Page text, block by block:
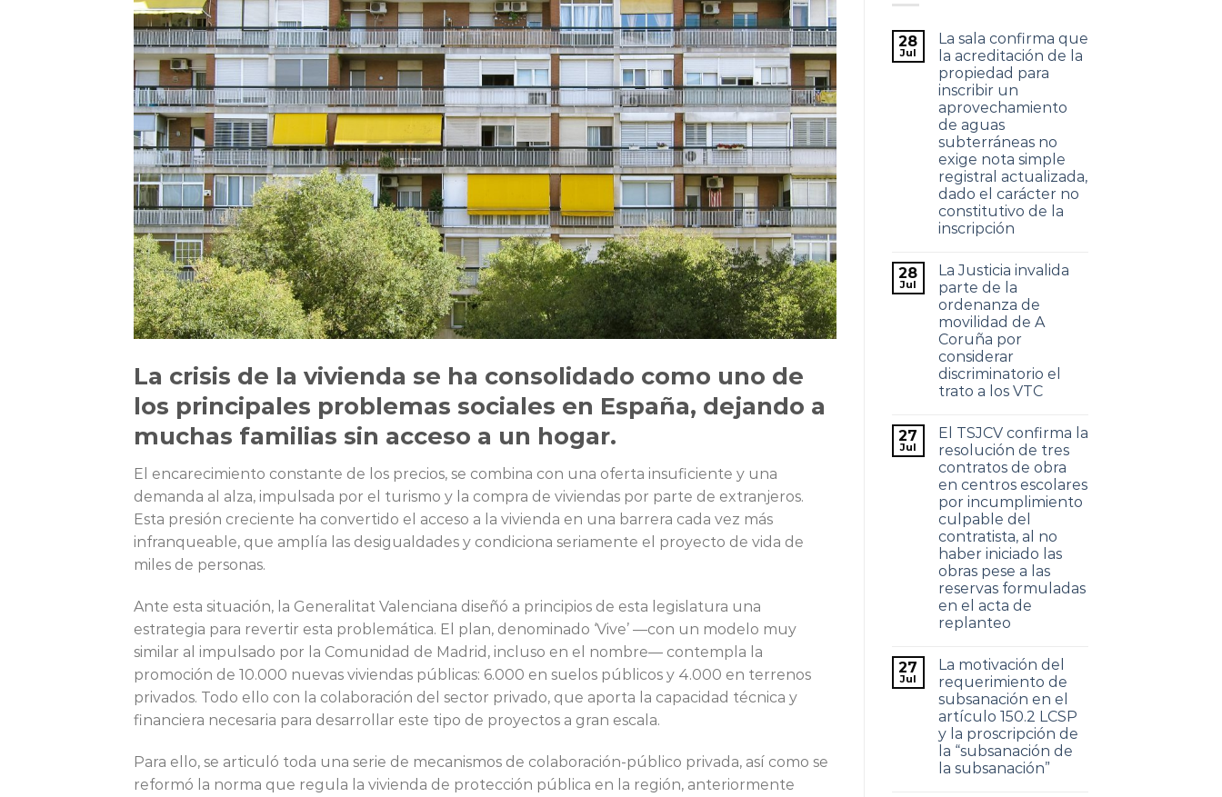
La crisis de la vivienda se ha consolidado como uno de
los principales problemas sociales en España, dejando a
muchas familias sin acceso a un hogar.
El encarecimiento constante de los precios, se combina con una oferta insuficiente y una
demanda al alza, impulsada por el turismo y la compra de viviendas por parte de extranjeros.
Esta presión creciente ha convertido el acceso a la vivienda en una barrera cada vez más
infranqueable, que amplía las desigualdades y condiciona seriamente el proyecto de vida de
miles de personas.
Ante esta situación, la Generalitat Valenciana diseñó a principios de esta legislatura una
estrategia para revertir esta problemática. El plan, denominado ‘Vive’ —con un modelo muy
similar al impulsado por la Comunidad de Madrid, incluso en el nombre— contempla la
promoción de 10.000 nuevas viviendas públicas: 6.000 en suelos públicos y 4.000 en terrenos
privados. Todo ello con la colaboración del sector privado, que aporta la capacidad técnica y
financiera necesaria para desarrollar este tipo de proyectos a gran escala.
Para ello, se articuló toda una serie de mecanismos de colaboración-público privada, así como se
reformó la norma que regula la vivienda de protección pública en la región, anteriormente
28
Jul
La sala confirma que
la acreditación de la
propiedad para
inscribir un
aprovechamiento
de aguas
subterráneas no
exige nota simple
registral actualizada,
dado el carácter no
constitutivo de la
inscripción
28
Jul
La Justicia invalida
parte de la
ordenanza de
movilidad de A
Coruña por
considerar
discriminatorio el
trato a los VTC
27
Jul
El TSJCV confirma la
resolución de tres
contratos de obra
en centros escolares
por incumplimiento
culpable del
contratista, al no
haber iniciado las
obras pese a las
reservas formuladas
en el acta de
replanteo
27
Jul
La motivación del
requerimiento de
subsanación en el
artículo 150.2 LCSP
y la proscripción de
la “subsanación de
la subsanación”